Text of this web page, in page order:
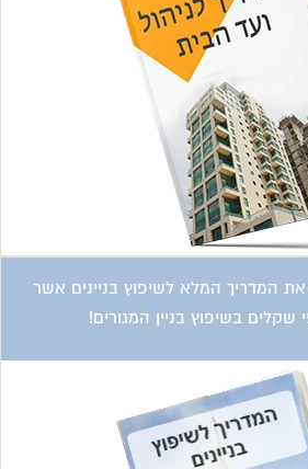
המדריך המלא לשיפוץ בניינים אשר
שקלים בשיפוץ בניין המגורים!